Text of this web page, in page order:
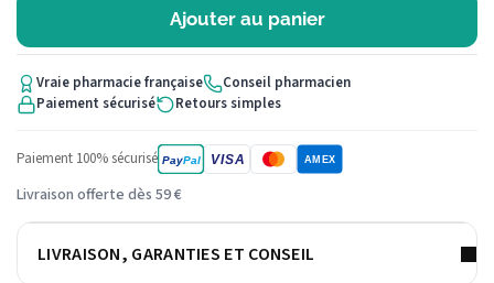
Ajouter au panier
Vraie pharmacie française
Conseil pharmacien
Paiement sécurisé
Retours simples
Paiement 100% sécurisé PayPal VISA AMEX
Livraison offerte dès 59 €
LIVRAISON, GARANTIES ET CONSEIL